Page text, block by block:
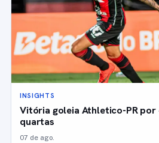
INSIGHTS
Vitória goleia Athletico-PR por
quartas
07 de ago.